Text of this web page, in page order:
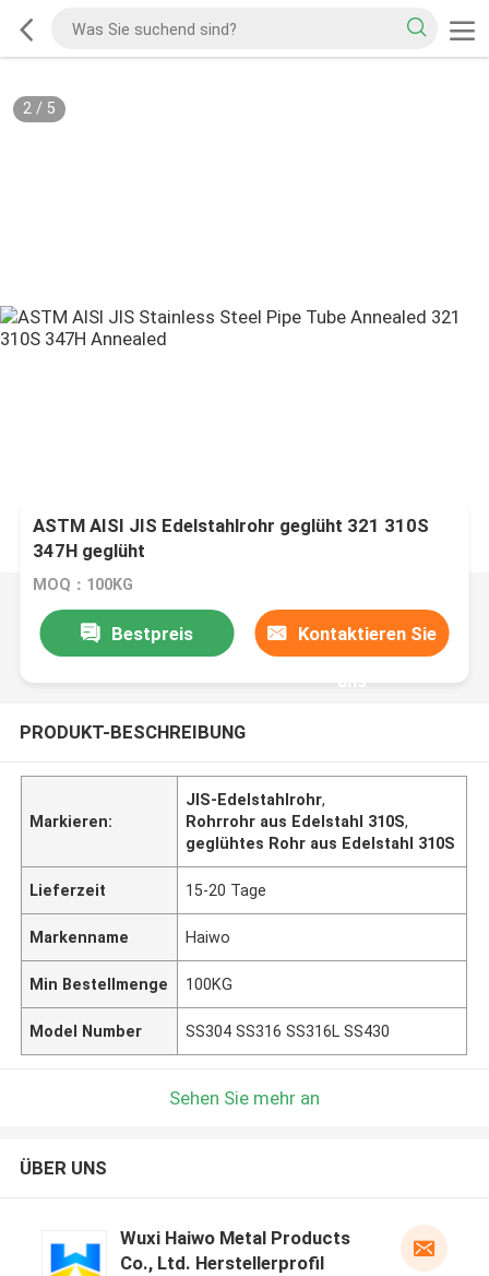
2/ 5
ASTM AISI JIS Edelstahlrohr geglüht 321 310S
347H geglüht
MOQ：100KG
Bestpreis Kontaktieren Sie
uns
PRODUKT-BESCHREIBUNG
Markieren:
JIS-Edelstahlrohr,
Rohrrohr aus Edelstahl 310S,
geglühtes Rohr aus Edelstahl 310S
Lieferzeit 15-20 Tage
Markenname Haiwo
Min Bestellmenge 100KG
Model Number SS304 SS316 SS316L SS430
Sehen Sie mehr an
ÜBER UNS
Wuxi Haiwo Metal Products
Co., Ltd. Herstellerprofil